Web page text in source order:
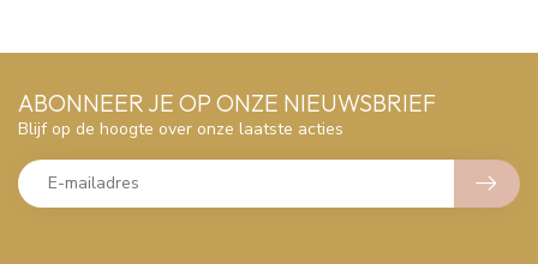
ABONNEER JE OP ONZE NIEUWSBRIEF
Blijf op de hoogte over onze laatste acties